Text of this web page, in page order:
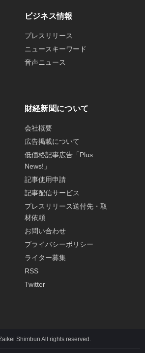
ビジネス情報
プレスリリース
ニュースキーワード
音声ニュース
財経新聞について
会社概要
広告掲載について
低価格記事広告「Plus
News!」
記事使用申請
記事配信サービス
プレスリリース送付先・取
材依頼
お問い合わせ
プライバシーポリシー
ライター募集
RSS
Twitter
Shimbun All rights reserved.